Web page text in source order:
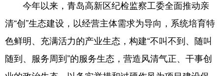
食品 人居 信息化 乡村振兴
溯源中国 城市 旅游 能源
会展 彩票 娱乐 时尚
今年以来，青岛高新区纪检监察工委全面推动亲
清“创”生态建设，以经营主体需求为导向，系统培育特
色鲜明、充满活力的产业生态，构建“不叫不到、随叫
随到、服务周到”的服务生态，营造风清气正、干事创